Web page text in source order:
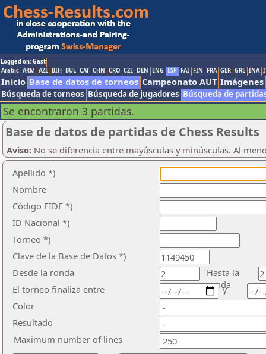
Logged on: Gast
Arabic ARM AZE BIH BUL CAT CHN CRO CZE DEN ENG ESP FAI FIN FRA GER GRE INA
Inicio Base de datos de torneos Campeonato AUT Imágenes
Búsqueda de torneos Búsqueda de jugadores Búsqueda de
Se encontraron 3 partidas.
Base de datos de partidas de Chess Results
Aviso: No se diferencia entre mayúsculas y minúsculas. Al
Apellido *)
Nombre
Código FIDE *)
ID Nacional *)
Torneo *)
Clave de la Base de Datos *)
Desde la ronda
Hasta la
ronda
El torneo finaliza entre
Color
Resultado
y
Maximum number of lines